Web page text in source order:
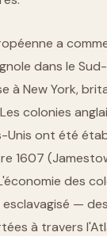
a
dans le Sud-
à New York,
colonies
Unis ont été
1607
des
— des
à travers